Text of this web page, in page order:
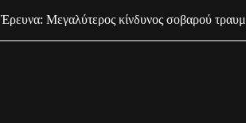
Έρευνα: Μεγαλύτερος κίνδυνος σοβαρού